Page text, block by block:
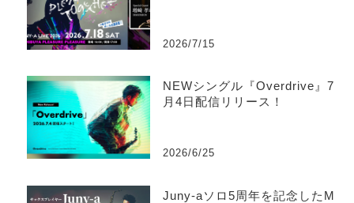
2026/7/15
NEWシングル『Overdrive』7
月4日配信リリース！
2026/6/25
Juny-aソロ5周年を記念したM